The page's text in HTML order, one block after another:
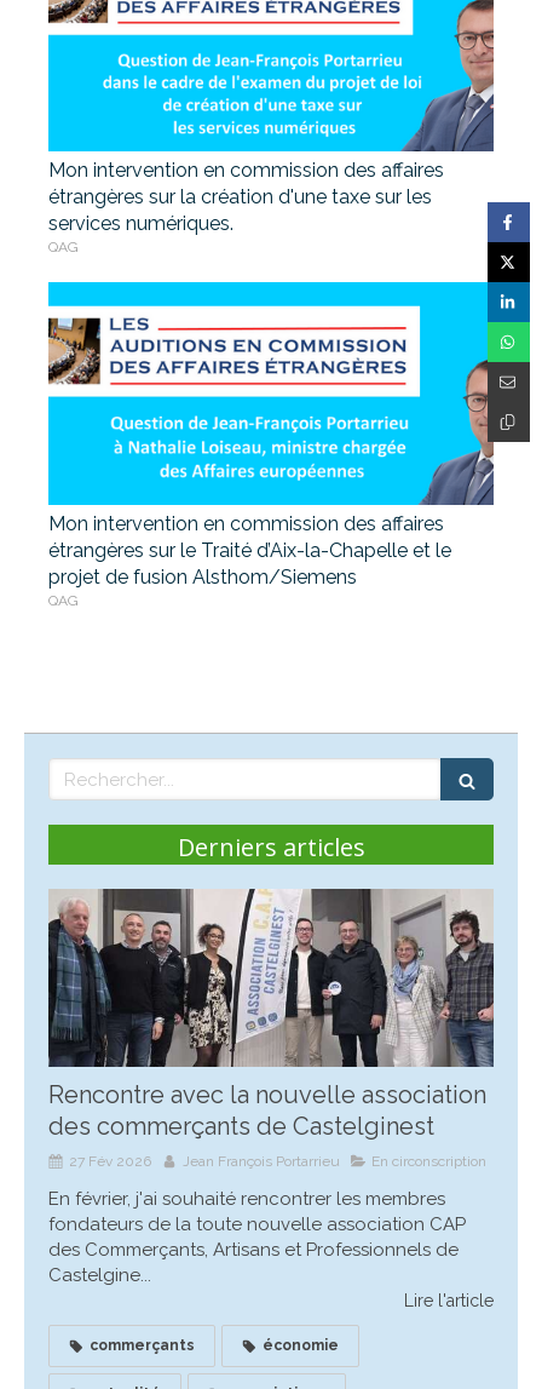
Mon intervention en commission des affaires
étrangères sur la création d'une taxe sur les
services numériques.
QAG
Mon intervention en commission des affaires
étrangères sur le Traité d’Aix-la-Chapelle et le
projet de fusion Alsthom/Siemens
QAG
Rechercher
Derniers articles
Rencontre avec la nouvelle association
des commerçants de Castelginest
27 Fév 2026 Jean François Portarrieu En circonscription
En février, j'ai souhaité rencontrer les membres
fondateurs de la toute nouvelle association CAP
des Commerçants, Artisans et Professionnels de
Castelgine...
Lire l'article
commerçants économie